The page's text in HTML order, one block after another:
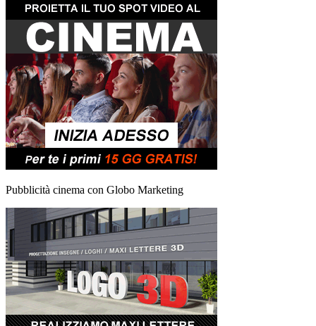
Pubblicità cinema con Globo Marketing